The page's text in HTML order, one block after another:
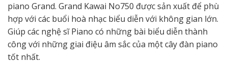
piano Grand. Grand Kawai No750 được sản xuất để phù
hợp với các buổi hoà nhạc biểu diễn với không gian lớn.
Giúp các nghệ sĩ Piano có những bài biểu diễn thành
công với những giai điệu âm sắc của một cây đàn piano
tốt nhất.